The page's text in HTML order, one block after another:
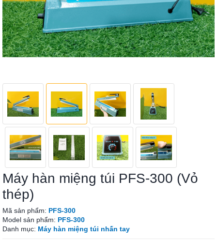
Máy hàn miệng túi PFS-300 (Vỏ
thép)
Mã sản phẩm: PFS-300
Model sản phẩm: PFS-300
Danh mục: Máy hàn miệng túi nhấn tay